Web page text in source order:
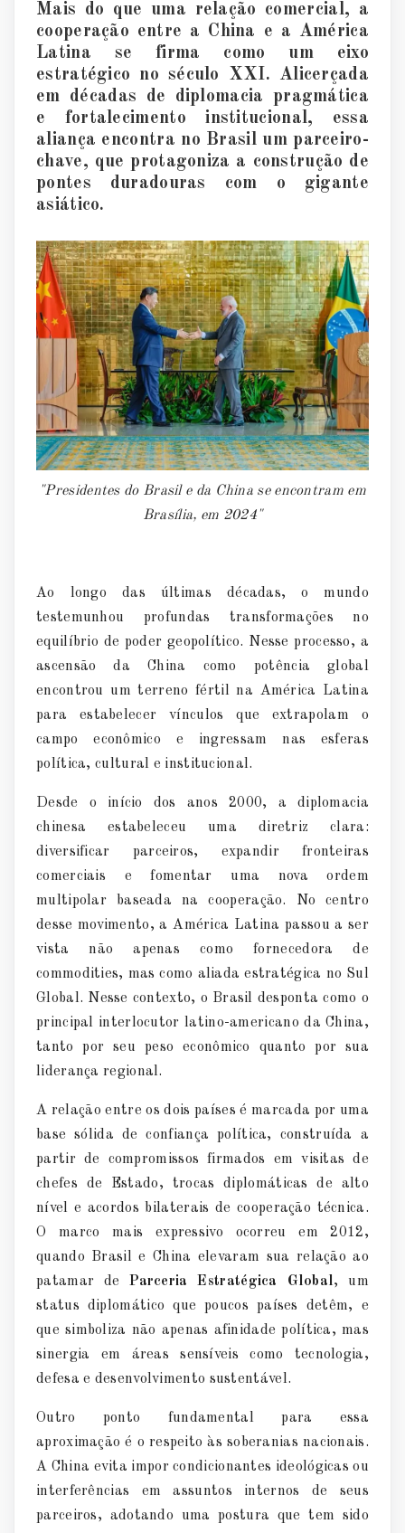
Mais do que uma relação comercial, a
cooperação entre a China e a América
Latina se firma como um eixo
estratégico no século XXI. Alicerçada
em décadas de diplomacia pragmática
e fortalecimento institucional, essa
aliança encontra no Brasil um parceiro-
chave, que protagoniza a construção de
pontes duradouras com o gigante
asiático.
"Presidentes do Brasil e da China se encontram em
Brasília, em 2024"
Ao longo das últimas décadas, o mundo
testemunhou profundas transformações no
equilíbrio de poder geopolítico. Nesse processo, a
ascensão da China como potência global
encontrou um terreno fértil na América Latina
para estabelecer vínculos que extrapolam o
campo econômico e ingressam nas esferas
política, cultural e institucional.
Desde o início dos anos 2000, a diplomacia
chinesa estabeleceu uma diretriz clara:
diversificar parceiros, expandir fronteiras
comerciais e fomentar uma nova ordem
multipolar baseada na cooperação. No centro
desse movimento, a América Latina passou a ser
vista não apenas como fornecedora de
commodities, mas como aliada estratégica no Sul
Global. Nesse contexto, o Brasil desponta como o
principal interlocutor latino-americano da China,
tanto por seu peso econômico quanto por sua
liderança regional.
A relação entre os dois países émarcada por uma
base sólida de confiança política, construída a
partir de compromissos firmados em visitas de
chefes de Estado, trocas diplomáticas de alto
nível e acordos bilaterais de cooperação técnica.
O marco mais expressivo ocorreu em 2012,
quando Brasil e China elevaram sua relação ao
patamar deParceria Estratégica Global, um
status diplomático que poucos países detêm, e
que simboliza não apenas afinidade política, mas
sinergia em áreas sensíveis como tecnologia,
defesa e desenvolvimento sustentável.
Outro ponto fundamental para essa
aproximaçãoé o respeitoàs soberanias nacionais.
A China evita impor condicionantes ideológicas ou
interferências em assuntos internos de seus
parceiros, adotando uma postura que tem sido